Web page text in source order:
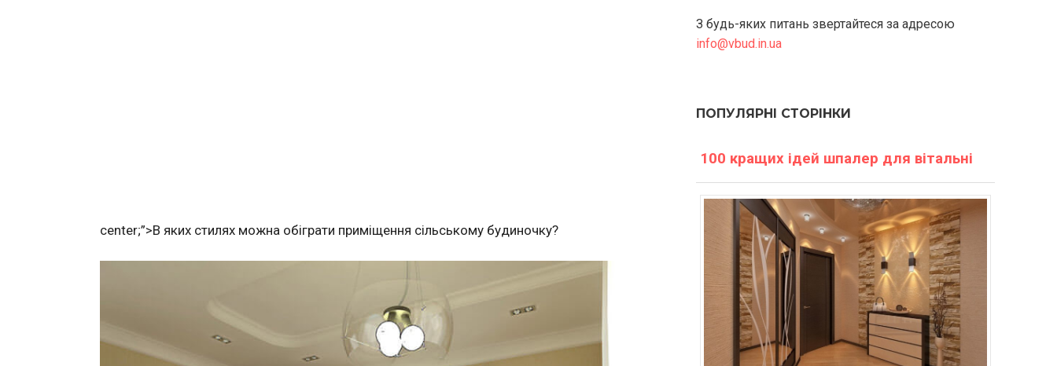
center;”>В яких стилях можна обіграти приміщення сільському будиночку?
З будь-яких питань звертайтеся за адресою
info@vbud.in.ua
ПОПУЛЯРНІ СТОРІНКИ
100 кращих ідей шпалер для вітальні